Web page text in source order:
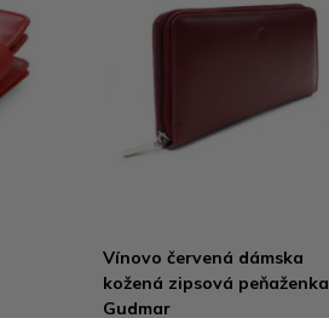
Vínovo červená dámska
kožená zipsová peňaženka
Gudmar